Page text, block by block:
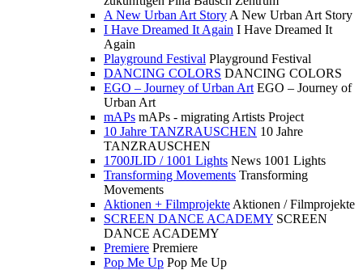
A New Urban Art Story A New Urban Art Story
I Have Dreamed It Again I Have Dreamed It
Again
Playground Festival Playground Festival
DANCING COLORS DANCING COLORS
EGO – Journey of Urban Art EGO – Journey of
Urban Art
mAPs mAPs - migrating Artists Project
10 Jahre TANZRAUSCHEN 10 Jahre
TANZRAUSCHEN
1700JLID / 1001 Lights News 1001 Lights
Transforming Movements Transforming
Movements
Aktionen + Filmprojekte Aktionen / Filmprojekte
SCREEN DANCE ACADEMY SCREEN
DANCE ACADEMY
Premiere Premiere
Pop Me Up Pop Me Up